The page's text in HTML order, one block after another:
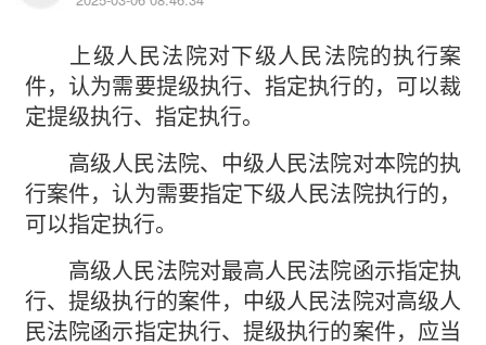
上级人民法院对下级人民法院的执行案
件，认为需要提级执行、指定执行的，可以裁
定提级执行、指定执行。
高级人民法院、中级人民法院对本院的执
行案件，认为需要指定下级人民法院执行的，
可以指定执行。
高级人民法院对最高人民法院函示指定执
行、提级执行的案件，中级人民法院对高级人
民法院函示指定执行、提级执行的案件，应当